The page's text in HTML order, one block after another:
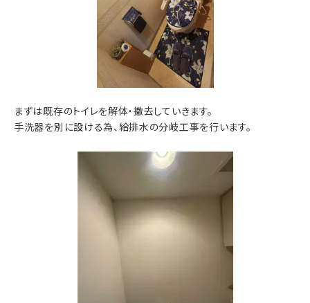
まずは既存のトイレを解体・撤去していきます。
手洗器を別に設ける為、給排水の分岐工事を行います。